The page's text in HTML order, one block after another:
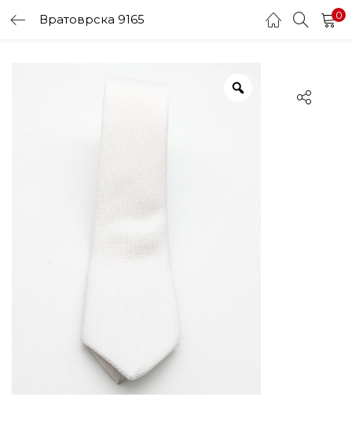
Вратоврска 9165 0
LOGIN
Enter your username and password to login.
Remember me
Lost password?